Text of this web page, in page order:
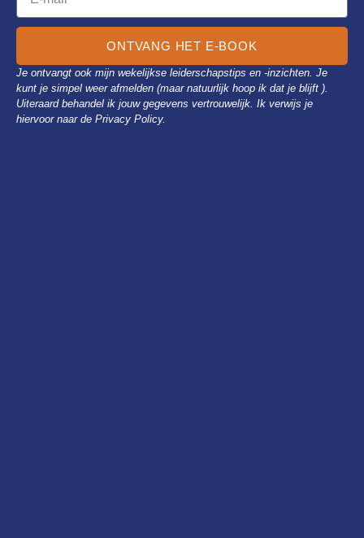
ONTVANG HET E-BOOK
Je ontvangt ook mijn wekelijkse leiderschapstips en -inzichten. Je
kunt je simpel weer afmelden (maar natuurlijk hoop ik dat je blijft ).
Uiteraard behandel ik jouw gegevens vertrouwelijk. Ik verwijs je
hiervoor naar de Privacy Policy.